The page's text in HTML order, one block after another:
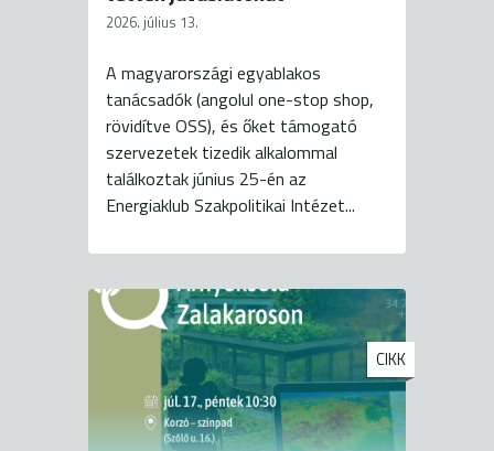
2026. július 13.
A magyarországi egyablakos
tanácsadók (angolul one-stop shop,
rövidítve OSS), és őket támogató
szervezetek tizedik alkalommal
találkoztak június 25-én az
Energiaklub Szakpolitikai Intézet...
CIKK